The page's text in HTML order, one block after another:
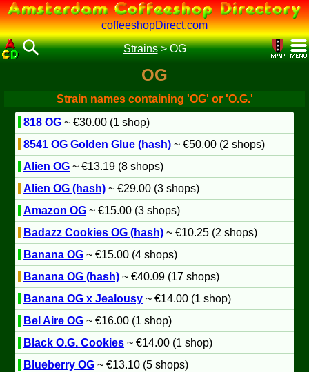
coffeeshopDirect.com
Strains>OG
OG
Strain names containing 'OG' or 'O.G.'
818 OG ~ €30.00 (1 shop)
8541 OG Golden Glue (hash) ~ €50.00 (2 shops)
Alien OG ~ €13.19 (8 shops)
Alien OG (hash) ~ €29.00 (3 shops)
Amazon OG ~ €15.00 (3 shops)
Badazz Cookies OG (hash) ~ €10.25 (2 shops)
Banana OG ~ €15.00 (4 shops)
Banana OG (hash) ~ €40.09 (17 shops)
Banana OG x Jealousy ~ €14.00 (1 shop)
Bel Aire OG ~ €16.00 (1 shop)
Black O.G. Cookies ~ €14.00 (1 shop)
Blueberry OG ~ €13.10 (5 shops)